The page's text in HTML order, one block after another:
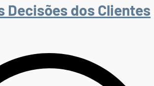
Decisões dos Clientes